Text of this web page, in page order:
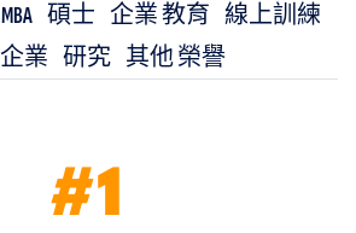
MBA 碩士 企業 教育 線上訓練
企業 研究 其他 榮譽
#1